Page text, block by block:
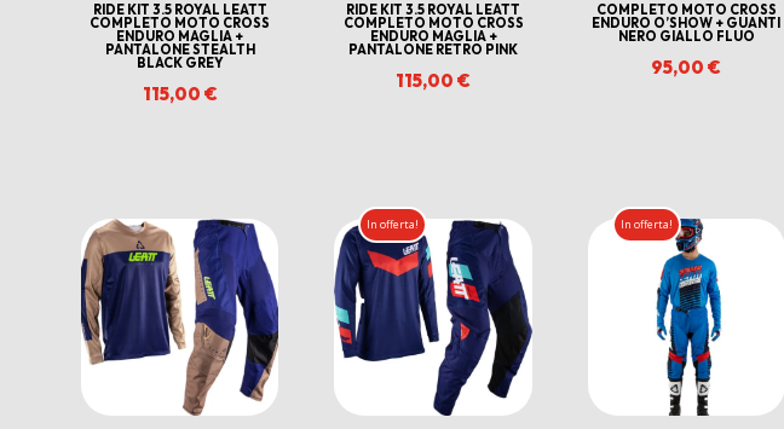
RIDE KIT 3.5 ROYAL LEATT
COMPLETO MOTO CROSS
ENDURO MAGLIA +
PANTALONE STEALTH
BLACK GREY
115,00 €
RIDE KIT 3.5 ROYAL LEATT
COMPLETO MOTO CROSS
ENDURO MAGLIA +
PANTALONE RETRO PINK
115,00€
COMPLETO MOTO CROSS
ENDURO O’SHOW + GUANTI
NERO GIALLO FLUO
95,00€
In offerta! In offerta!